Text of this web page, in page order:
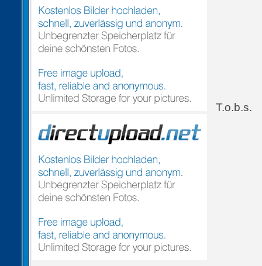
T.o.b.s.